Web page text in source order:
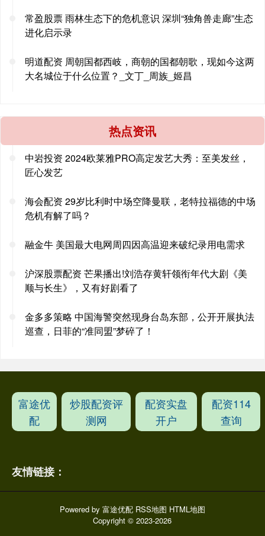
常盈股票 雨林生态下的危机意识 深圳“独角兽走廊”生态
进化启示录
明道配资 周朝国都西岐，商朝的国都朝歌，现如今这两
大名城位于什么位置？_文丁_周族_姬昌
热点资讯
中岩投资 2024欧莱雅PRO高定发艺大秀：至美发丝，
匠心发艺
海会配资 29岁比利时中场空降曼联，老特拉福德的中场
危机有解了吗？
融金牛 美国最大电网周四因高温迎来破纪录用电需求
沪深股票配资 芒果播出!刘浩存黄轩领衔年代大剧《美
顺与长生》，又有好剧看了
金多多策略 中国海警突然现身台岛东部，公开开展执法
巡查，日菲的“准同盟”梦碎了！
富途优
配
炒股配资评
测网
配资实盘
开户
配资114
查询
友情链接：
Powered by 富途优配 RSS地图 HTML地图
Copyright© 2023-2026